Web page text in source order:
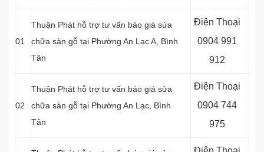
01
Thuận Phát hỗ trợ tư vấn báo giá sửa
chữa sàn gỗ tại Phường An Lạc A, Bình
Tân
Điện Thoại
0904 991
912
02
Thuận Phát hỗ trợ tư vấn báo giá sửa
chữa sàn gỗ tại Phường An Lạc, Bình
Tân
Điện Thoại
0904 744
975